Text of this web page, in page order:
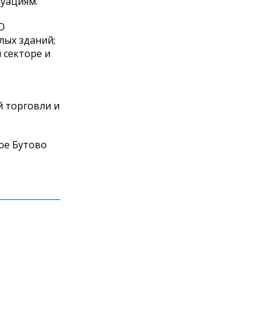
зданий;
и
и
Бутово